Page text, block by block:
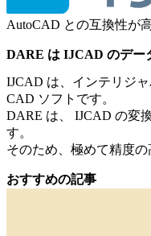
AutoCAD との互換性が
DARE は IJCAD のデー
IJCAD は、インテリジ
CAD ソフトです。
DARE は、 IJCAD の変
す。
そのため、極めて精度の
おすすめの記事